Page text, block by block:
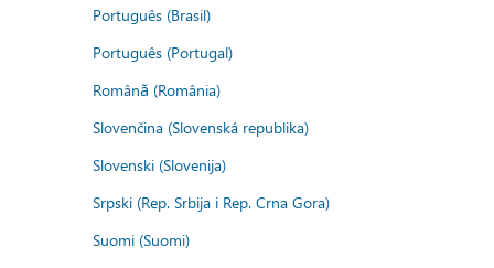
Português (Brasil)
Português (Portugal)
Română (România)
Slovenčina (Slovenská republika)
Slovenski (Slovenija)
Srpski (Rep. Srbija i Rep. Crna Gora)
Suomi (Suomi)